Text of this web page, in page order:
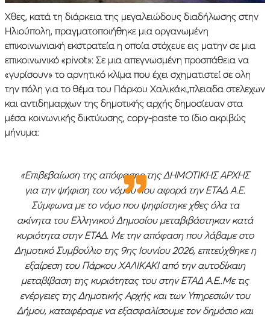
Χθες, κατά τη διάρκεια της μεγαλειώδους διαδήλωσης στην
Ηλιούπολη, πραγματοποιήθηκε μια οργανωμένη
επικοινωνιακή εκστρατεία η οποία στόχευε εις ματην σε μια
επικοινωνικό «pivot»: Σε μια απεγνωσμένη προσπάθεια να
«γυρίσουν» το αρνητικό κλίμα που έχει σχηματιστεί σε ολη
την πόλη για το θέμα του Πάρκου Χαλικάκι,πλειαδα στελεχων
και αντιδημαρχων της δημοτικής αρχής δημοσίευαν στα
μέσα κοινωνικής δικτύωσης, copy-paste το ίδιο ακριβώς
μήνυμα:
«Επιβεβαίωση της απόφασης της ΔΗΜΟΤΙΚΗΣ ΑΡΧΗΣ
για την ψήφιση του νόμου που αφορά την ΕΤΑΔ Α.Ε.
Σύμφωνα με το νόμο που ψηφίστηκε χθες όλα τα
ακίνητα του Ελληνικού Δημοσίου μεταβιβάστηκαν κατά
κυριότητα στην ΕΤΑΔ. Με την απόφαση που λάβαμε στο
Δημοτικό Συμβούλιο της 9ης Ιουνίου 2026, επιτεύχθηκε η
εξαίρεση του Πάρκου ΧΑΛΙΚΑΚΙ από την αυτοδίκαιη
μεταβίβαση της κυριότητας του στην ΕΤΑΔ Α.Ε..Με τις
ενέργειες της Δημοτικής Αρχής και των Υπηρεσιών του
Δήμου, καταφέραμε να εξασφαλίσουμε τον δημόσιο και